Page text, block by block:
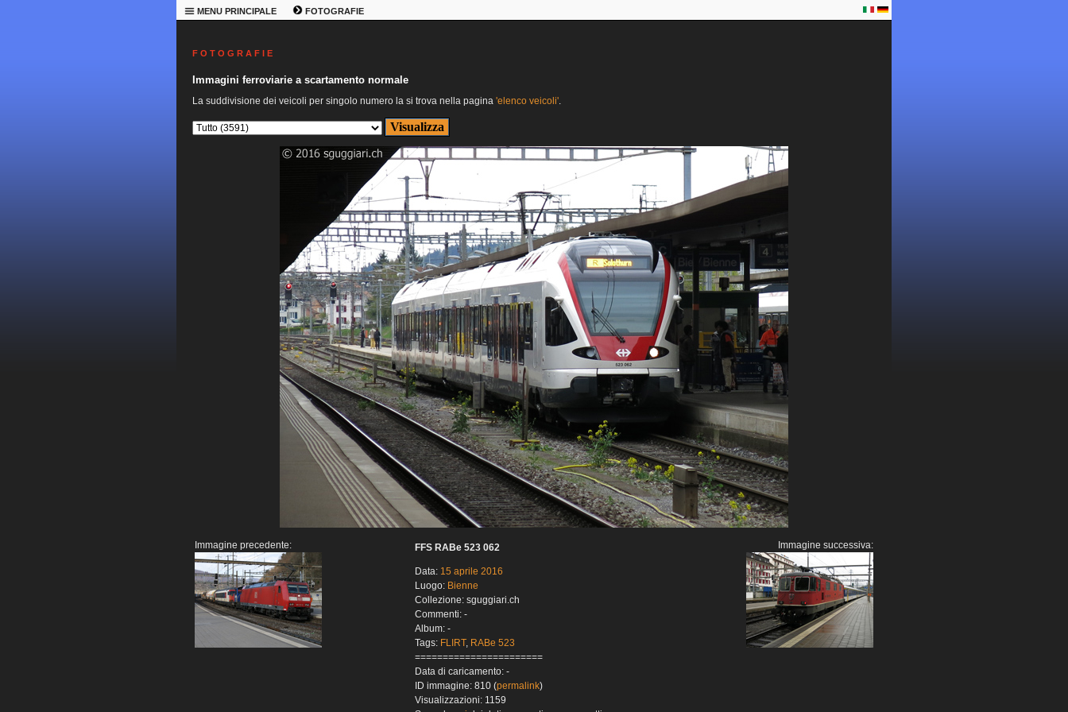
MENU PRINCIPALE FOTOGRAFIE
F O T O G R A F I E
Immagini ferroviarie a scartamento normale
La suddivisione dei veicoli per singolo numero la si trova nella pagina 'elenco veicoli'.
Immagine precedente: FFS RABe 523 062
Data: 15 aprile 2016
Luogo: Bienne
Collezione: sguggiari.ch
Commenti: -
Album: -
Tags: FLIRT, RABe 523
=======================
Data di caricamento: -
ID immagine: 810 (permalink)
Visualizzazioni: 1159
Immagine successiva: